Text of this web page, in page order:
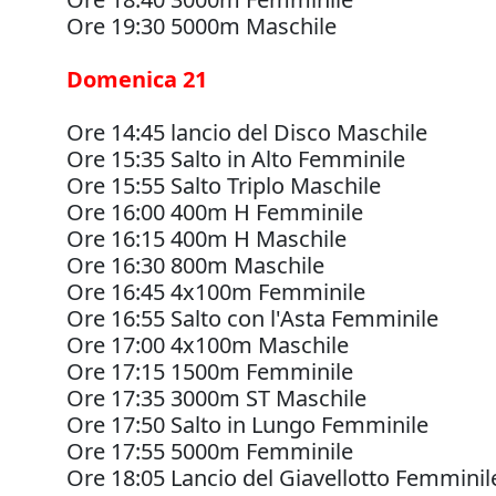
Ore 19:30 5000m Maschile
Domenica 21
Ore 14:45 lancio del Disco Maschile
Ore 15:35 Salto in Alto Femminile
Ore 15:55 Salto Triplo Maschile
Ore 16:00 400m H Femminile
Ore 16:15 400m H Maschile
Ore 16:30 800m Maschile
Ore 16:45 4x100m Femminile
Ore 16:55 Salto con l'Asta Femminile
Ore 17:00 4x100m Maschile
Ore 17:15 1500m Femminile
Ore 17:35 3000m ST Maschile
Ore 17:50 Salto in Lungo Femminile
Ore 17:55 5000m Femminile
Ore 18:05 Lancio del Giavellotto